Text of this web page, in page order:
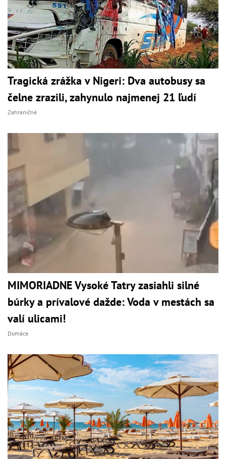
Tragická zrážka v Nigeri: Dva autobusy sa
čelne zrazili, zahynulo najmenej 21 ľudí
Zahraničné
MIMORIADNE Vysoké Tatry zasiahli silné
búrky a prívalové dažde: Voda v mestách sa
valí ulicami!
Domáce